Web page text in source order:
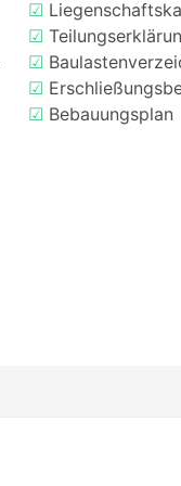
☑
☑
☑
☑
☑ Bebauungsplan